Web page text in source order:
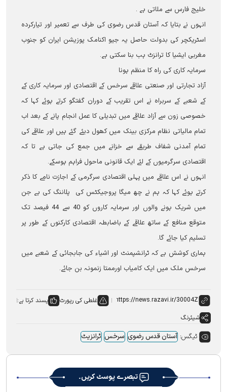
خلیج فارس سے ملاتی ہے ۔
انہوں نے بتایا کہ آستان قدس رضوی کی طرف سے تعمیر اور تیارکردہ
اسٹریکچر کی بدولت حاصل یہ جیو اکنامک پوزیشن ایران کو جنوب
مغربی ایشیا کا ترانزٹ ہب بنا سکتی ہے۔
سرمایہ کاری کی راہ کا منظم ہونا
آزاد تجارتی اور صنعتی علاقے سرخس کے اقتصادی اور سرمایہ کاری کے
کے شعبے کے سربراہ نے اس تقریب کے دوران گفتگو کرتے ہوئے کہا کہ
خصوصی زون سے آزاد علاقے میں تبدیلی کا عمل انجام پانے کے بعد اب
تمام مالیاتی نظام مرکزی بینک میں کھول دیئے گئے ہیں اور علاقے کی
تمام آمدنی شفاف طریقے سے خزانے میں جمع کی جاتی ہے تا کہ
اقتصادی سرگرمیوں کے لئے ایک قانونی ماحول فراہم ہوسکے۔
انہوں نے اس علاقے میں پہلی اقتصادی سرگرمی کے اجازت نامے کا ذکر
کرتے ہوئے کہا کہ ہم نے چھ میگا پروجیکٹس کی پلاننگ کی ہے جن
میں شریک ہونے والوں اور سرمایہ کاروں کو 40 سے 44 فیصد تک
متوقع منافع کے ساتھ علاقے کے باضابطہ اقتصادی کارکنوں کے طور پر
تسلیم کیا جائے گا۔
ہماری کوشش ہے کہ ٹرانشپمنٹ اور اشیاء کی جابجائی کے شعبے میں
سرخس ملک میں ایک کامیاب اورممتا زنمونہ بن جائے۔
غلطی کی رپورٹ
پسند کرتا ہے:
شیئرنگ
ٹیگس: آستان قدس رضوی سرخس ٹرانزیٹ
تبصرے پوسٹ کریں۔